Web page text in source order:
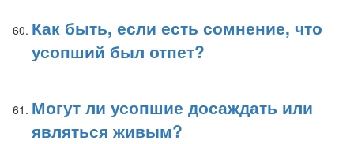
Как быть, если есть сомнение, что
усопший был отпет?
Могут ли усопшие досаждать или
являться живым?